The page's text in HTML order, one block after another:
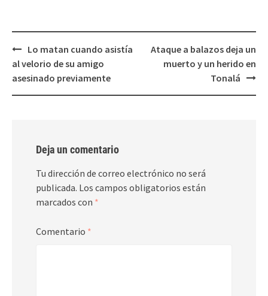
Post
navigation
Lo matan cuando asistía
al velorio de su amigo
asesinado previamente
Ataque a balazos deja un
muerto y un herido en
Tonalá
Deja un comentario
Tu dirección de correo electrónico no será
publicada. Los campos obligatorios están
marcados con *
Comentario *